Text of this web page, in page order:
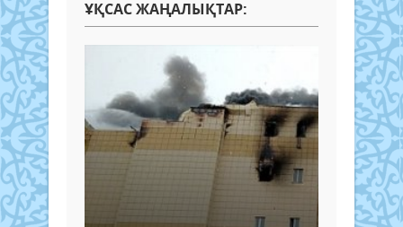
ҰҚСАС ЖАҢАЛЫҚТАР: